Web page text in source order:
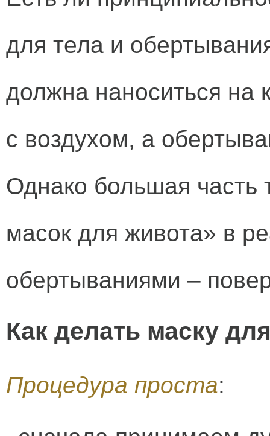
для тела и
должна наноситься на
с воздухом, а
Однако большая часть
масок для живота» в
обертываниями –
Как делать маску
Процедура проста: